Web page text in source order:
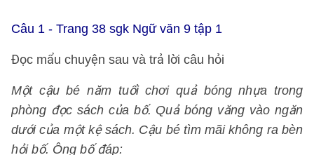
Câu 1 - Trang 38 sgk Ngữ văn 9 tập 1
Đọc mẩu chuyện sau và trả lời câu hỏi
Một cậu bé năm tuổi chơi quả bóng nhựa trong
phòng đọc sách của bố. Quả bóng văng vào ngăn
dưới của một kệ sách. Cậu bé tìm mãi không ra bèn
hỏi bố. Ông bố đáp: